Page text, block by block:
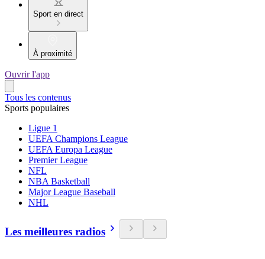
Sport en direct
À proximité
Ouvrir l'app
Tous les contenus
Sports populaires
Ligue 1
UEFA Champions League
UEFA Europa League
Premier League
NFL
NBA Basketball
Major League Baseball
NHL
Les meilleures radios